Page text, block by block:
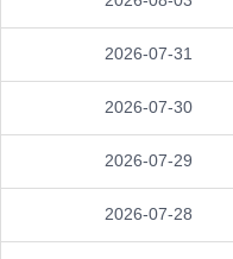
2026-07-31
2026-07-30
2026-07-29
2026-07-28